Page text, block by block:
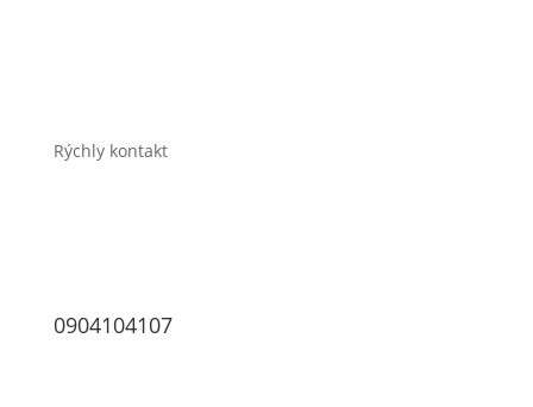
Rýchly kontakt
0904104107